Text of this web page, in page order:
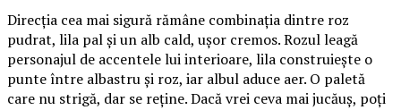
Direcția cea mai sigură rămâne combinația dintre roz
pudrat, lila pal și un alb cald, ușor cremos. Rozul leagă
personajul de accentele lui interioare, lila construiește o
punte între albastru și roz, iar albul aduce aer. O paletă
care nu strigă, dar se reține. Dacă vrei ceva mai jucăuș, poți